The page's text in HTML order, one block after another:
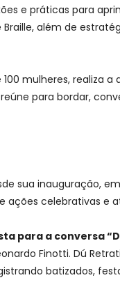
e práticas para
além de
mulheres, realiza a
para bordar,
sua inauguração,
celebrativas
para a conversa
Finotti. Dú
batizados,